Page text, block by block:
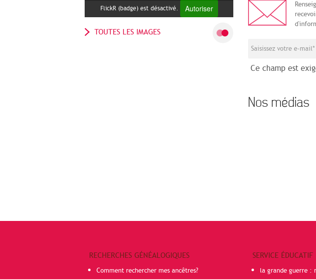
FlickR (badge) est désactivé. Autoriser
TOUTES LES IMAGES
Ce champ est
Nos médias
RECHERCHES GÉNÉALOGIQUES
Comment rechercher mes ancêtres?
SERVICE ÉDUCATIF
la grande guerre :